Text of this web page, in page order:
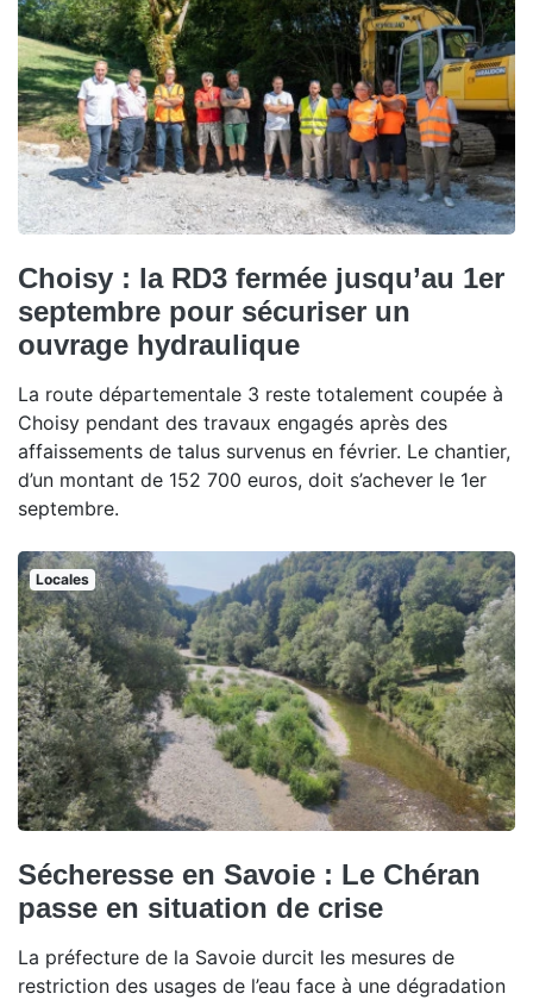
Choisy : la RD3 fermée jusqu’au 1er
septembre pour sécuriser un
ouvrage hydraulique
La route départementale 3 reste totalement coupée à
Choisy pendant des travaux engagés après des
affaissements de talus survenus en février. Le chantier,
d’un montant de 152 700 euros, doit s’achever le 1er
septembre.
Locales
Sécheresse en Savoie : Le Chéran
passe en situation de crise
La préfecture de la Savoie durcit les mesures de
restriction des usages de l’eau face à une dégradation